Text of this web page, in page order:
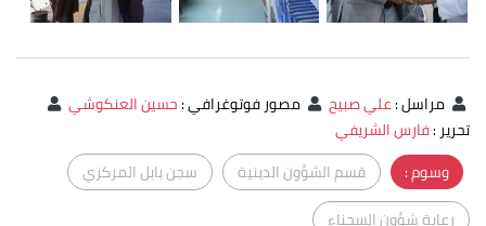
مراسل:علي صبيح مصور فوتوغرافي:حسين العنكوشي
تحرير:فارس الشريفي
وسوم :
قسم الشؤون الدينية
سجن بابل المركزي
رعاية شؤون السجناء